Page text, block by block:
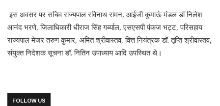
इस अवसर पर सचिव राज्यपाल रविनाथ रामन, आईजी कुमाऊं मंडल डॉ निलेश
आनंद भरणे, जिलाधिकारी धीराज सिंह गर्ब्याल, एसएसपी पंकज भट्ट, परिसहाय
राज्यपाल मेजर तरुण कुमार, अमित श्रीवास्तव, वित्त नियंत्रक डॉ. तृप्ति श्रीवास्तव,
संयुक्त निदेशक सूचना डॉ. नितिन उपाध्याय आदि उपस्थित थे।
FOLLOW US